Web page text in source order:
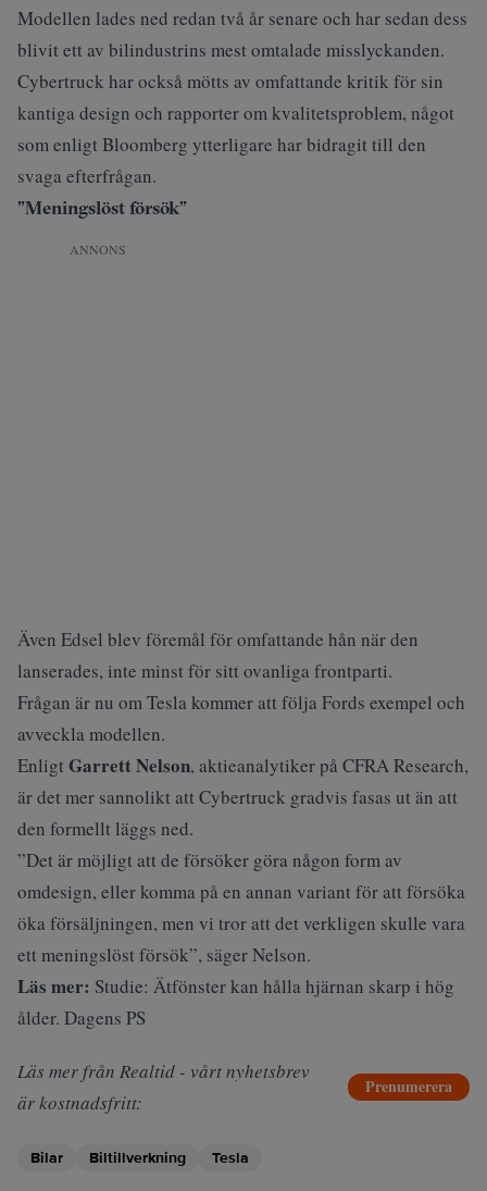
Modellen lades ned redan två år senare och har sedan dess
blivit ett av bilindustrins mest omtalade misslyckanden.
Cybertruck har också mötts av omfattande kritik för sin
kantiga design och rapporter om kvalitetsproblem, något
som enligt Bloomberg ytterligare har bidragit till den
svaga efterfrågan.
”Meningslöst försök”
ANNONS
Även Edsel blev föremål för omfattande hån när den
lanserades, inte minst för sitt ovanliga frontparti.
Frågan är nu om Tesla kommer att följa Fords exempel och
avveckla modellen.
Enligt Garrett Nelson, aktieanalytiker på CFRA Research,
är det mer sannolikt att Cybertruck gradvis fasas ut än att
den formellt läggs ned.
”Det är möjligt att de försöker göra någon form av
omdesign, eller komma på en annan variant för att försöka
öka försäljningen, men vi tror att det verkligen skulle vara
ett meningslöst försök”, säger Nelson.
Läs mer: Studie: Ätfönster kan hålla hjärnan skarp i hög
ålder. Dagens PS
Läs mer från Realtid - vårt nyhetsbrev
är kostnadsfritt:
Prenumerera
Bilar Biltillverkning Tesla